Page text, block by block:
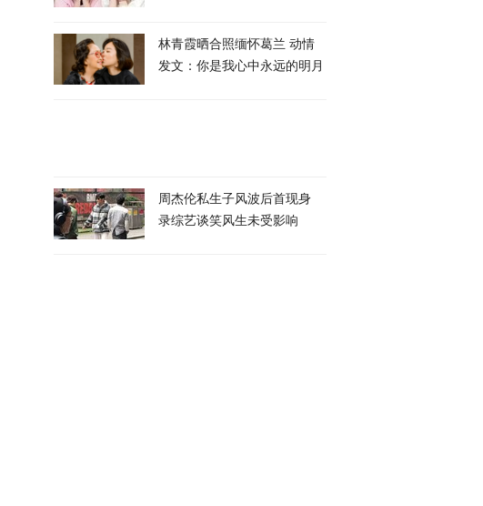
林青霞晒合照缅怀葛兰 动情
发文：你是我心中永远的明月
周杰伦私生子风波后首现身
录综艺谈笑风生未受影响